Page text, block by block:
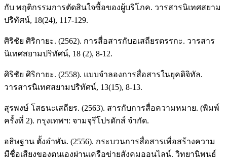
กับ พฤติกรรมการตัดสินใจซื้อของผู้บริโภค. วารสารนิเทศสยาม
ปริทัศน์, 18(24), 117-129.
ศิริชัย ศิริกายะ. (2562). การสื่อสารกับอเสถียรตรรกะ. วารสาร
นิเทศสยามปริทัศน์, 18 (2), 8-12.
ศิริชัย ศิริกายะ. (2558). แบบจำลองการสื่อสารในยุคดิจิทัล.
วารสารนิเทศสยามปริทัศน์, 13(15), 8-13.
สุรพงษ์ โสธนะเสถียร. (2563). สารกับการสื่อความหมาย. (พิมพ์
ครั้งที่ 2). กรุงเทพฯ: จามจุรีโปรดักส์ จำกัด.
อธิษฐาน ตั้งอำพัน. (2556). กระบวนการสื่อสารเพื่อสร้างความ
มีชื่อเสียงของตนเองผ่านเครือข่ายสังคมออนไลน์. วิทยานิพนธ์